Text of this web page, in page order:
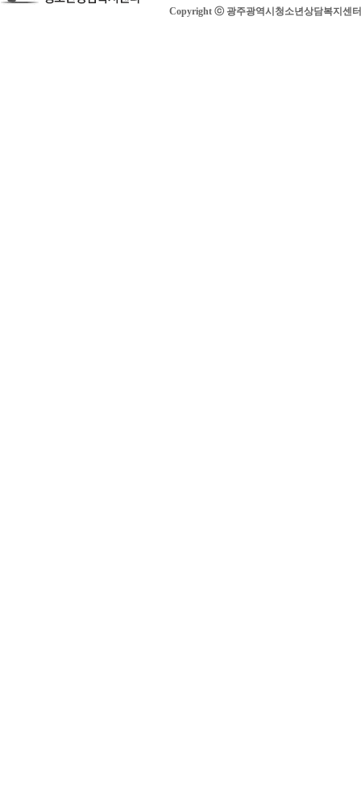
Copyright ⓒ 광주광역시청소년상담복지센